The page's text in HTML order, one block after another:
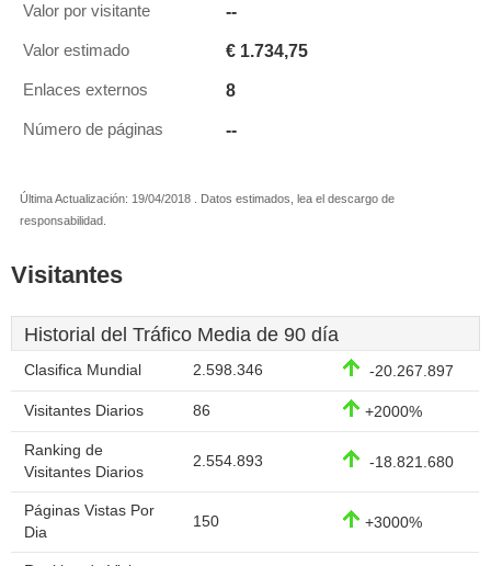
Valor por visitante --
Valor estimado € 1.734,75
Enlaces externos 8
Número de páginas --
Última Actualización: 19/04/2018 . Datos estimados, lea el descargo de
responsabilidad.
Visitantes
Historial del Tráfico Media de 90 día
Clasifica Mundial 2.598.346 -20.267.897
Visitantes Diarios 86 +2000%
Ranking de
Visitantes Diarios
2.554.893 -18.821.680
Páginas Vistas Por
Dia
150 +3000%